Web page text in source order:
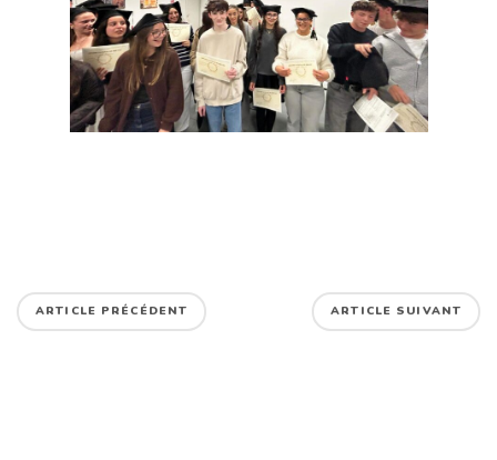
ARTICLE PRÉCÉDENT ARTICLE SUIVANT